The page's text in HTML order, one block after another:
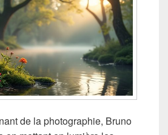
de la photographie, Bruno